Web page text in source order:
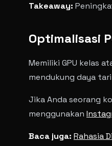
Takeaway:
Optimalisasi
Memiliki GPU kelas
mendukung daya
Jika Anda seorang
menggunakan
Baca juga: Rahasia